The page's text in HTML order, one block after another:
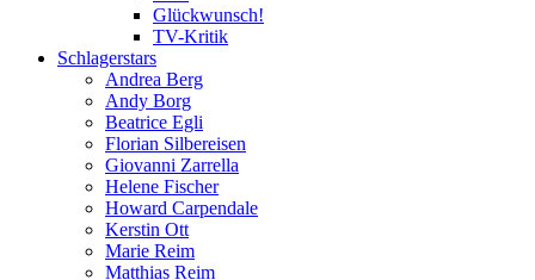
Glückwunsch!
TV-Kritik
Schlagerstars
Andrea Berg
Andy Borg
Beatrice Egli
Florian Silbereisen
Giovanni Zarrella
Helene Fischer
Howard Carpendale
Kerstin Ott
Marie Reim
Matthias Reim